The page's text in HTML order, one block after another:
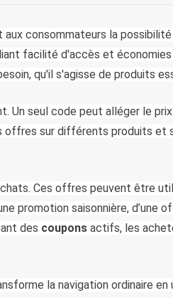
consommateurs la
facilité d'accès et
qu'il s'agisse de produits
Un seul code peut alléger le
offres sur différents produits et
Ces offres peuvent être
promotion saisonnière, d’une
des coupons actifs, les
la navigation ordinaire en